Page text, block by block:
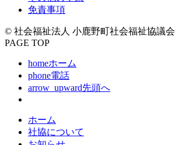
免責事項
© 社会福祉法人 小鹿野町社会福祉協議会
PAGE TOP
homeホーム
phone電話
arrow_upward先頭へ
ホーム
社協について